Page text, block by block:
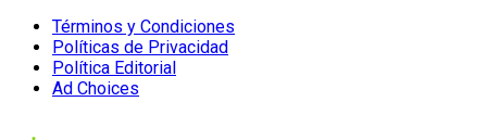
Términos y Condiciones
Políticas de Privacidad
Política Editorial
Ad Choices